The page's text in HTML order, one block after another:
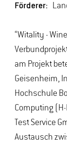
Förderer:
“Witality -
am Projekt
Geisenheim,
Hochschule
Computing (H-
Test Service
Austausch